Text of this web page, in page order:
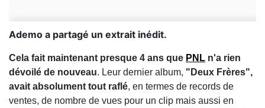
Ademo a partagé un extrait inédit.
Cela fait maintenant presque 4 ans que PNL n'a rien
dévoilé de nouveau. Leur dernier album, "Deux Frères",
avait absolument tout raflé, en termes de records de
ventes, de nombre de vues pour un clip mais aussi en